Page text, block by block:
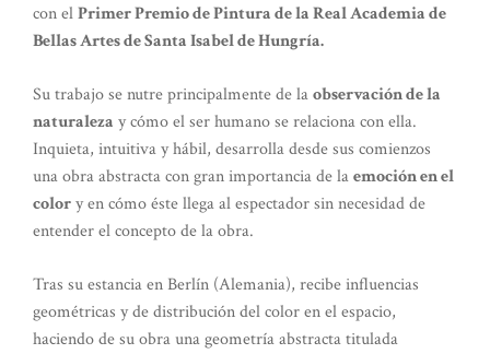
con elPrimer Premio de Pintura de la Real Academia de
Bellas Artes de Santa Isabel de Hungría.
Su trabajo se nutre principalmente de laobservación de la
naturaleza y cómo el ser humano se relaciona con ella.
Inquieta, intuitiva y hábil, desarrolla desde sus comienzos
una obra abstracta con gran importancia de laemoción en el
colory en cómo éste llega al espectador sin necesidad de
entender el concepto de la obra.
Tras su estancia en Berlín (Alemania), recibe influencias
geométricas y de distribución del color en el espacio,
haciendo de su obra una geometría abstracta titulada